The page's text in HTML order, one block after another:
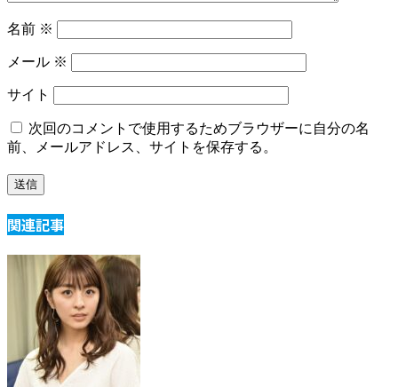
名前 ※
メール ※
サイト
次回のコメントで使用するためブラウザーに自分の名
前、メールアドレス、サイトを保存する。
関連記事